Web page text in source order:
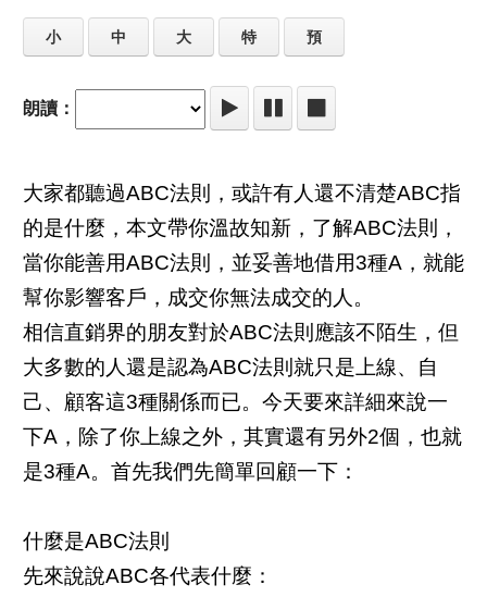
小 中 大 特 預
朗讀：
大家都聽過ABC法則，或許有人還不清楚ABC指
的是什麼，本文帶你溫故知新，了解ABC法則，
當你能善用ABC法則，並妥善地借用3種A，就能
幫你影響客戶，成交你無法成交的人。
相信直銷界的朋友對於ABC法則應該不陌生，但
大多數的人還是認為ABC法則就只是上線、自
己、顧客這3種關係而已。今天要來詳細來說一
下A，除了你上線之外，其實還有另外2個，也就
是3種A。首先我們先簡單回顧一下：
什麼是ABC法則
先來說說ABC各代表什麼：